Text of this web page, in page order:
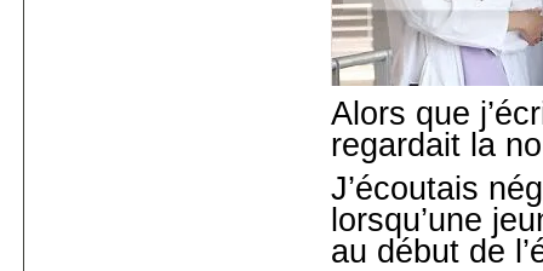
Alors que
regardait la
J’écoutais
lorsqu’une
au début de